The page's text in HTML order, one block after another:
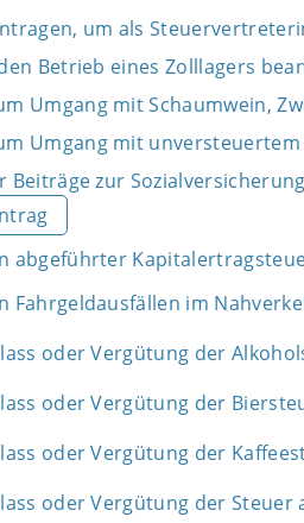
um als
Betrieb eines Zolllagers
Umgang mit Schaumwein,
Umgang mit
Beiträge zur
abgeführter
Fahrgeldausfällen im
oder Vergütung der
oder Vergütung der
oder Vergütung der
oder Vergütung der